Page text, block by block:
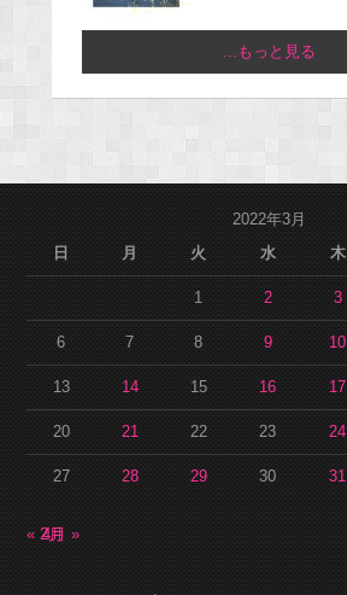
...もっと見る
2022年3月
日
月 火 水 木
1 2 3
6 7 8 9 10
13 14 15 16 17
20 21 22 23 24
27 28 29 30 31
« 2月4月 »